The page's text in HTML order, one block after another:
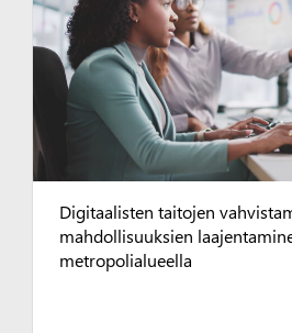
Digitaalisten taitojen
mahdollisuuksien
metropolialueella